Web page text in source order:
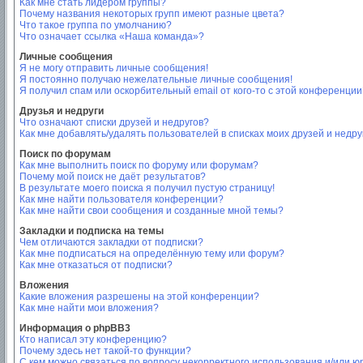
Как мне стать лидером группы?
Почему названия некоторых групп имеют разные цвета?
Что такое группа по умолчанию?
Что означает ссылка «Наша команда»?
Личные сообщения
Я не могу отправить личные сообщения!
Я постоянно получаю нежелательные личные сообщения!
Я получил спам или оскорбительный email от кого-то с этой
Друзья и недруги
Что означают списки друзей и недругов?
Как мне добавлять/удалять пользователей в списках моих друзей и
Поиск по форумам
Как мне выполнить поиск по форуму или форумам?
Почему мой поиск не даёт результатов?
В результате моего поиска я получил пустую страницу!
Как мне найти пользователя конференции?
Как мне найти свои сообщения и созданные мной темы?
Закладки и подписка на темы
Чем отличаются закладки от подписки?
Как мне подписаться на определённую тему или форум?
Как мне отказаться от подписки?
Вложения
Какие вложения разрешены на этой конференции?
Как мне найти мои вложения?
Информация о phpBB3
Кто написал эту конференцию?
Почему здесь нет такой-то функции?